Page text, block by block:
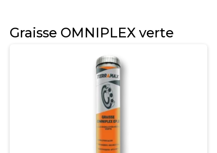
Graisse OMNIPLEX verte